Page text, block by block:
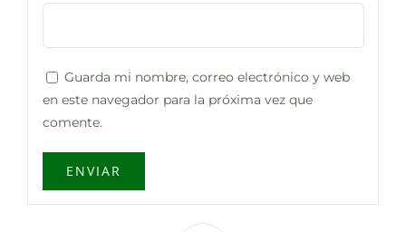
Guarda mi nombre, correo electrónico y web
en este navegador para la próxima vez que
comente.